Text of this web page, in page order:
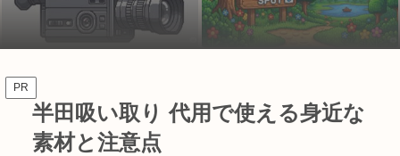
PR
半田吸い取り 代用で使える身近な
素材と注意点